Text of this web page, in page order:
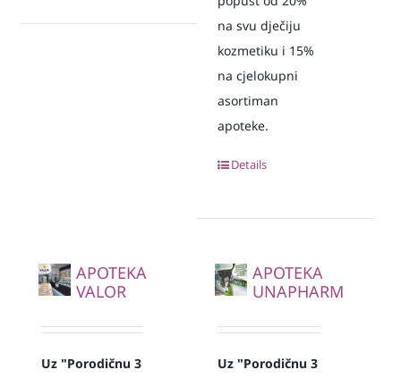
na svu dječiju
kozmetiku i 15%
na cjelokupni
asortiman
apoteke.
Details
APOTEKA
VALOR
Uz "Porodičnu 3
APOTEKA
UNAPHARM
Uz "Porodičnu 3